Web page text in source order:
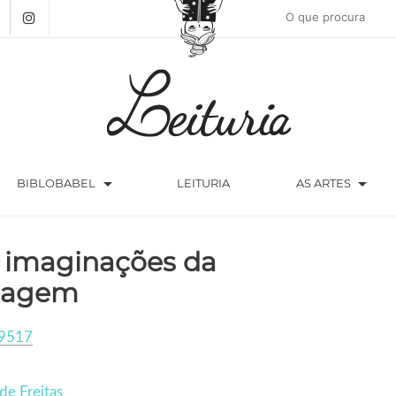
BIBLOBABEL arrow_drop_down LEITURIA AS ARTES arrow_drop_down
imaginações da
Freitas